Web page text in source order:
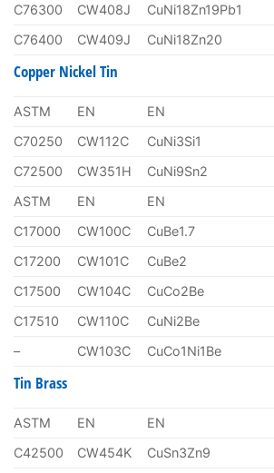
C76300
CW408J CuNi18Zn19Pb1
C76400
CW409J CuNi18Zn20
Copper Nickel Tin
ASTM EN EN
C70250
CW112C CuNi3Si1
C72500
CW351H CuNi9Sn2
ASTM
EN EN
C17000
CW100C CuBe1.7
C17200
CW101C CuBe2
C17500
CW104C CuCo2Be
C17510
CW110C CuNi2Be
–
CW103C CuCo1Ni1Be
Tin Brass
ASTM EN EN
C42500
CW454K CuSn3Zn9